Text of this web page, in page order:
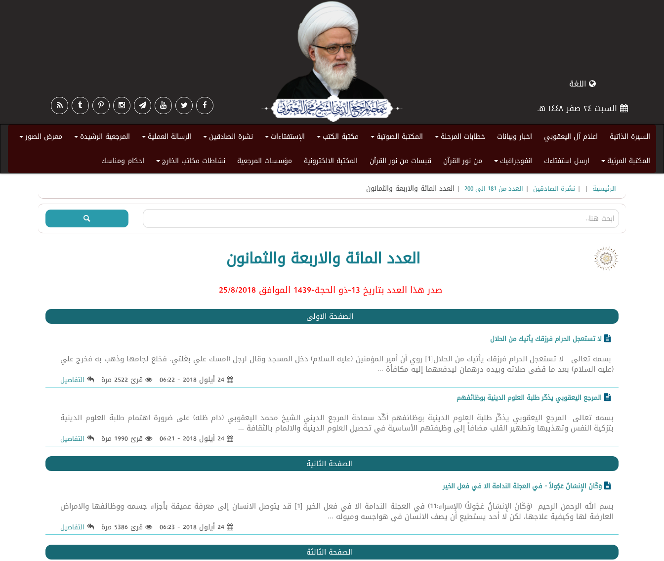
اللغة
السبت ٢٤ صفر ١٤٤٨ هـ
السيرة الذاتية اعلام آل اليعقوبي اخبار وبيانات خطابات المرحلة المكتبة الصوتية مكتبة الكتب الإستفتاءات نشرة الصادقين الرسالة العملية المرجعية الرشيدة معرض الصور
المكتبة المرئية ارسل استفتاءك انفوجرافيك من نور القرآن قبسات من نور القرآن المكتبة الالكترونية مؤسسات المرجعية نشاطات مكاتب الخارج احكام ومناسك
الرئيسية |
| نشرة الصادقين | العدد من 181 الى 200 | العدد المائة والاربعة والثمانون
العدد المائة والاربعة والثمانون
صدر هذا العدد بتاريخ 13-ذو الحجة-1439 الموافق 25/8 /2018
الصفحة الاولى
لا تستعجل الحرام فرزقك يأتيك من الحلال
بسمه تعالى لا تستعجل الحرام فرزقك يأتيك من الحلال[1] روي أن أمير المؤمنين (عليه السلام) دخل المسجد وقال لرجل (امسك علي بغلتي. فخلع لجامها وذهب به فخرج علي
(عليه السلام) بعد ما قضى صلاته وبيده درهمان ليدفعهما إليه مكافأة ...
قرئ 2522 مرة
التفاصيل
المرجع اليعقوبي يذكّر طلبة العلوم الدينية بوظائفهم
بسمه تعالى المرجع اليعقوبي يذكّر طلبة العلوم الدينية بوظائفهم أكّد سماحة المرجع الديني الشيخ محمد اليعقوبي (دام ظله) على ضرورة اهتمام طلبة العلوم الدينية
بتزكية النفس وتهذيبها وتطهير القلب مضافاً إلى وظيفتهم الأساسية في تحصيل العلوم الدينية والالمام بالثقافة ...
قرئ 1990 مرة التفاصيل
الصفحة الثانية
وَكَانَ الإِنسَانُ عَجُولاً - في العجلة الندامة الا في فعل الخير
بسم الله الرحمن الرحيم (وَكَانَ الإِنسَانُ عَجُولاً) (الإسراء:11) في العجلة الندامة الا في فعل الخير [1] قد يتوصل الانسان إلى معرفة عميقة بأجزاء جسمه ووظائفها والامراض
العارضة لها وكيفية علاجها، لكن لا أحد يستطيع أن يصف الانسان في هواجسه وميوله ...
قرئ 5386 مرة التفاصيل
الصفحة الثالثة